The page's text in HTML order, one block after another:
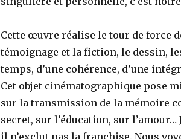
Cette œuvre réalise le tour de force
témoignage et la fiction, le dessin,
temps, d’une cohérence, d’une
Cet objet cinématographique pose
sur la transmission de la mémoire
secret, sur l’éducation, sur